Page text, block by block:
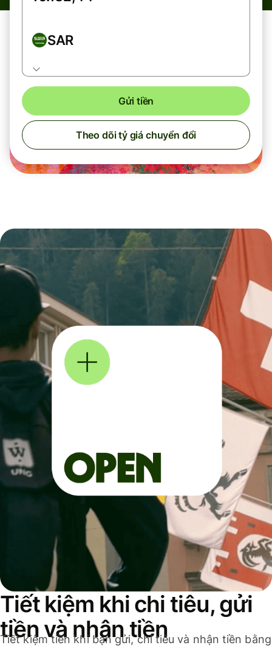
SAR
Gửi tiền
Theo dõi tỷ giá chuyển đổi
Tiết kiệm khi chi tiêu, gửi
tiền và nhận tiền
Tiết kiệm tiền khi bạn gửi, chi tiêu và nhận tiền bằng